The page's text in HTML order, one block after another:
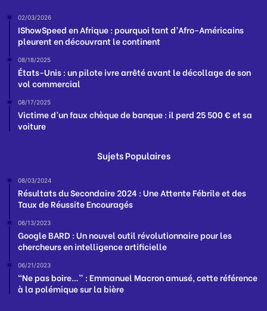
02/03/2026
IShowSpeed en Afrique : pourquoi tant d’Afro-Américains
pleurent en découvrant le continent
08/18/2025
États-Unis : un pilote ivre arrêté avant le décollage de son
vol commercial
08/17/2025
Victime d’un faux chèque de banque : il perd 25 500 € et sa
voiture
Sujets Populaires
08/03/2024
Résultats du Secondaire 2024 : Une Attente Fébrile et des
Taux de Réussite Encouragés
06/13/2023
Google BARD : Un nouvel outil révolutionnaire pour les
chercheurs en intelligence artificielle
06/21/2023
“Ne pas boire…” : Emmanuel Macron amusé, cette référence
à la polémique sur la bière